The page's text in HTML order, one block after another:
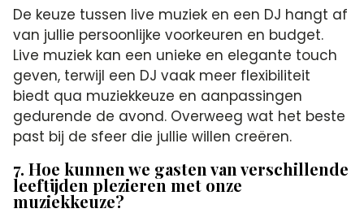
De keuze tussen live muziek en een DJ hangt af
van jullie persoonlijke voorkeuren en budget.
Live muziek kan een unieke en elegante touch
geven, terwijl een DJ vaak meer flexibiliteit
biedt qua muziekkeuze en aanpassingen
gedurende de avond. Overweeg wat het beste
past bij de sfeer die jullie willen creëren.
7. Hoe kunnen we gasten van verschillende
leeftijden plezieren met onze
muziekkeuze?